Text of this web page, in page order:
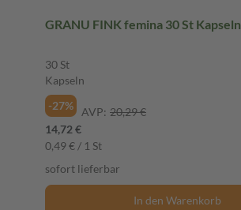
GRANU FINK femina 30 St Kapseln
30 St
Kapseln
-27%
AVP: 20,29 €
14,72 €
0,49 € / 1 St
sofort lieferbar
In den Warenkorb